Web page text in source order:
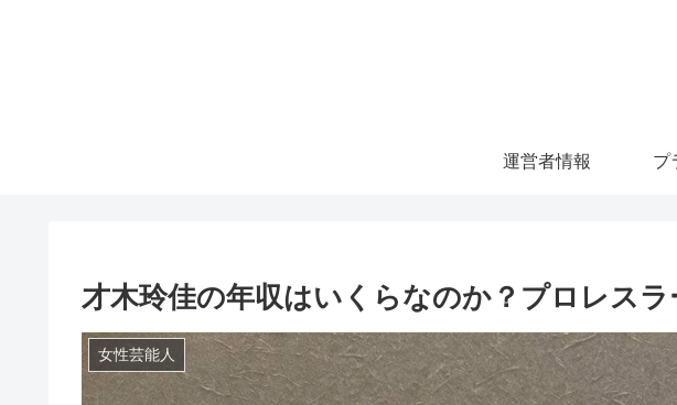
運営者情報 プ
才木玲佳の年収はいくらなのか？プロレス
女性芸能人